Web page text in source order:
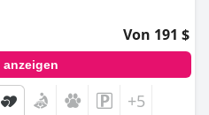
Von 191 $
anzeigen
+5